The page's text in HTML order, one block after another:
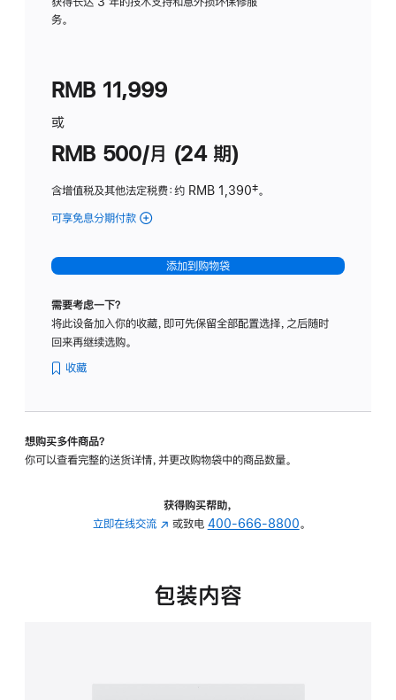
务。
RMB 11,999
或
RMB 500/月 (24 期)
含增值税及其他法定税费：约 RMB 1,390脚
‡。
可享免息分期付款 (Studio
-
标
璃
转
的
添加到购物袋
需要考虑一下？
将此设备加入你的收藏，即可先保留全部配置选择，之后随时
回来再继续选购。
收藏
想购买多件商品？
你可以查看完整的送货详情，并更改购物袋中的商品数量。
获得购买帮助，
立即在线交流 (在
中
或致电 400-666-8800。
包装内容